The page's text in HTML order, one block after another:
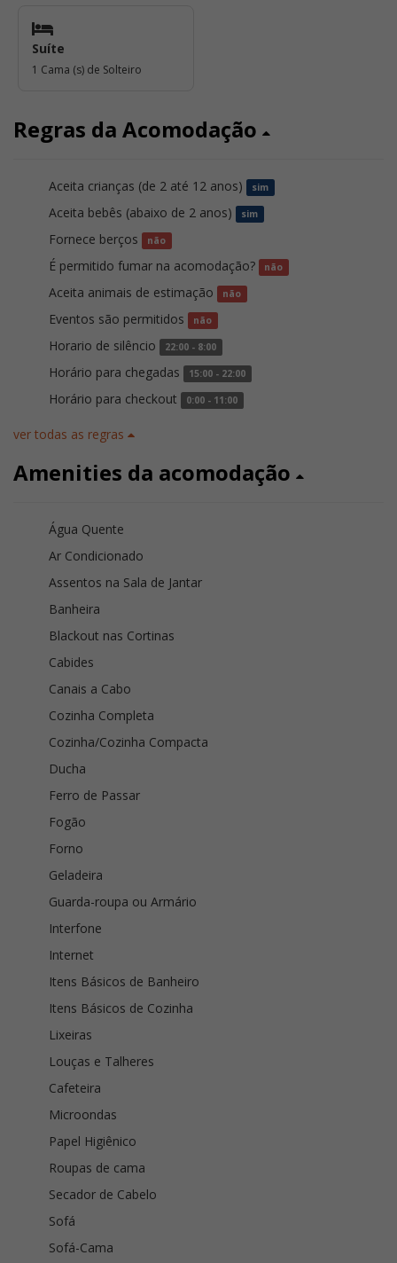
Suíte
1 Cama (s) de Solteiro
Regras da Acomodação
Aceita crianças (de 2 até 12 anos) sim
Aceita bebês (abaixo de 2 anos) sim
Fornece berços não
É permitido fumar na acomodação? não
Aceita animais de estimação não
Eventos são permitidos não
Horario de silêncio 22:00 - 8:00
Horário para chegadas 15:00 - 22:00
Horário para checkout 0:00 - 11:00
ver todas as regras
Amenities da acomodação
Água Quente
Ar Condicionado
Assentos na Sala de Jantar
Banheira
Blackout nas Cortinas
Cabides
Canais a Cabo
Cozinha Completa
Cozinha/Cozinha Compacta
Ducha
Ferro de Passar
Fogão
Forno
Geladeira
Guarda-roupa ou Armário
Interfone
Internet
Itens Básicos de Banheiro
Itens Básicos de Cozinha
Lixeiras
Louças e Talheres
Cafeteira
Microondas
Papel Higiênico
Roupas de cama
Secador de Cabelo
Sofá
Sofá-Cama